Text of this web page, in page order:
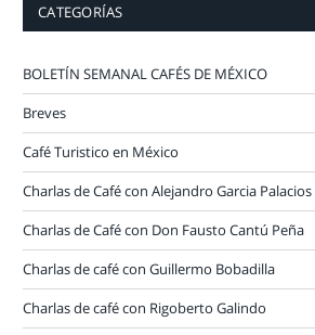
CATEGORÍAS
BOLETÍN SEMANAL CAFÉS DE MÉXICO
Breves
Café Turistico en México
Charlas de Café con Alejandro Garcia Palacios
Charlas de Café con Don Fausto Cantú Peña
Charlas de café con Guillermo Bobadilla
Charlas de café con Rigoberto Galindo